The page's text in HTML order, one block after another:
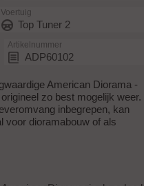
Voertuig
Top Tuner 2
Artikelnummer
ADP60102
American Diorama -
zo best mogelijk weer.
inbegrepen, kan
voor dioramabouw of als